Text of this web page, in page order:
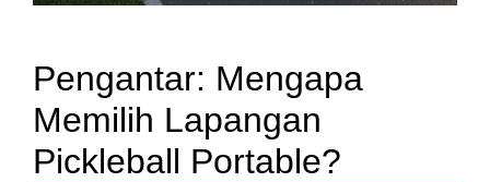
Pengantar: Mengapa
Memilih Lapangan
Pickleball Portable?